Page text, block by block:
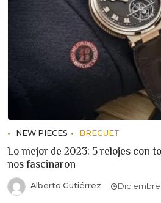
NEW PIECES BREGUET
Lo mejor de 2023: 5 relojes con
nos fascinaron
Alberto Gutiérrez Diciembre